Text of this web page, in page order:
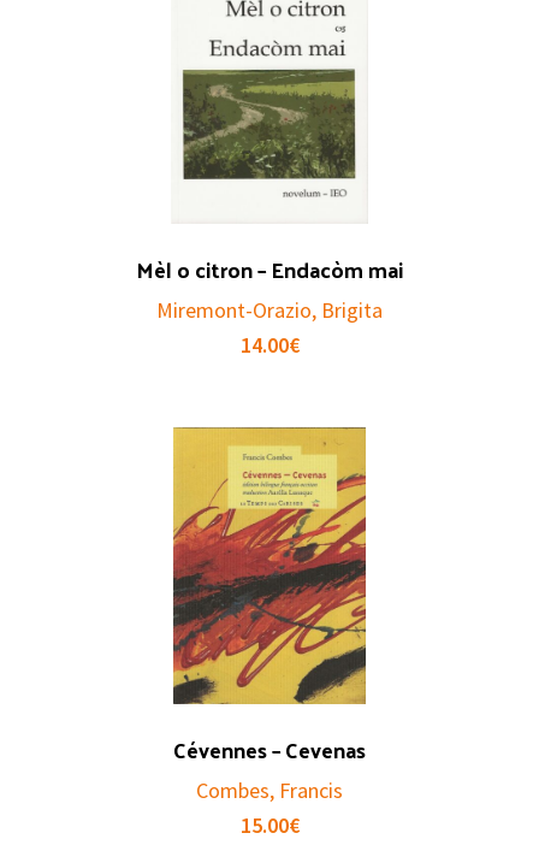
Mèl o citron – Endacòm mai
Miremont-Orazio, Brigita
14.00€
Cévennes – Cevenas
Combes, Francis
15.00€